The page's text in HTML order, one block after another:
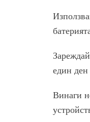
един ден
Винаги